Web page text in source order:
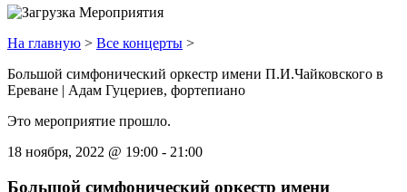
На главную > Все концерты >
Большой симфонический оркестр имени П.И.Чайковского в
Ереване | Адам Гуцериев, фортепиано
Это мероприятие прошло.
18 ноября, 2022 @ 19:00 - 21:00
Большой симфонический оркестр имени